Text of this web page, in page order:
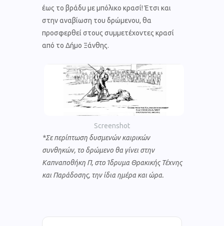
έως το βράδυ με μπόλικο κρασί! Έτσι και
στην αναβίωση του δρώμενου, θα
προσφερθεί στους συμμετέχοντες κρασί
από το Δήμο Ξάνθης.
Screenshot
*Σε περίπτωση δυσμενών καιρικών
συνθηκών, το δρώμενο θα γίνει στην
Καπναποθήκη Π, στο Ίδρυμα Θρακικής Τέχνης
και Παράδοσης, την ίδια ημέρα και ώρα.